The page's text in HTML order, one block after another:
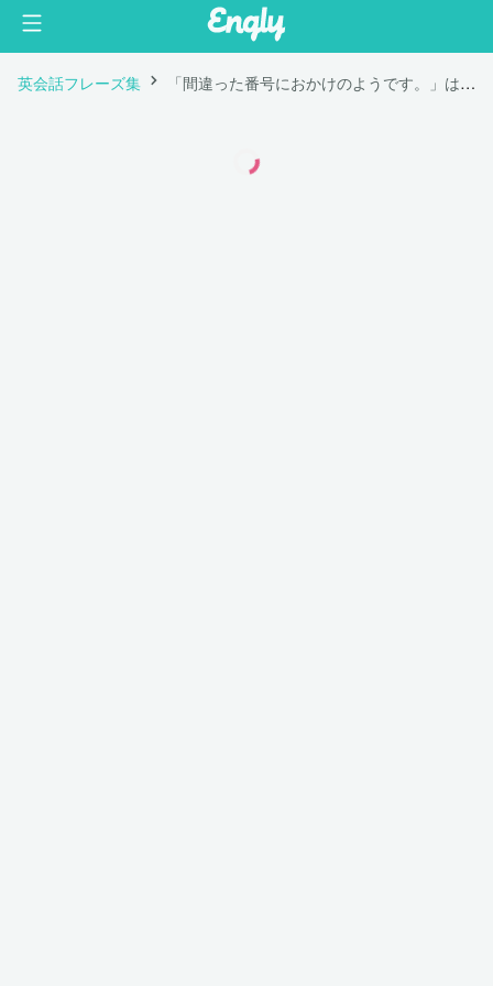
英会話フレーズ集 「間違った番号におかけのようです。」は英語で "You may have dialed the wrong number."